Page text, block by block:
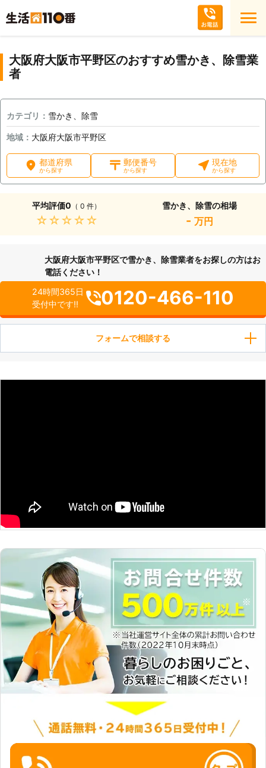
大阪府大阪市平野区のおすすめ雪かき、除雪業
者
カテゴリ： 雪かき、除雪
地域： 大阪府大阪市平野区
都道府県
から探す
郵便番号
から探す
現在地
から探す
平均評価0 （ 0 件）
★★★★★
雪かき、除雪の相場
- 万円
大阪府大阪市平野区で雪かき、除雪業者をお探しの方はお
電話ください！
24時間365日
受付中です!!
0120-466-110
フォームで相談する